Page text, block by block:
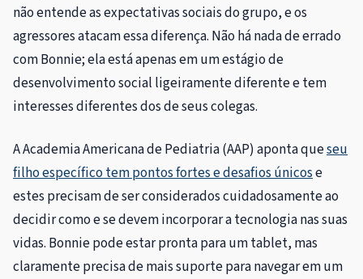
não entende as expectativas sociais do grupo, e os
agressores atacam essa diferença. Não há nada de errado
com Bonnie; ela está apenas em um estágio de
desenvolvimento social ligeiramente diferente e tem
interesses diferentes dos de seus colegas.
A Academia Americana de Pediatria (AAP) aponta queseu
filho específico tem pontos fortes e desafios únicose
estes precisam de ser considerados cuidadosamente ao
decidir como e se devem incorporar a tecnologia nas suas
vidas. Bonnie pode estar pronta para um tablet, mas
claramente precisa de mais suporte para navegar em um